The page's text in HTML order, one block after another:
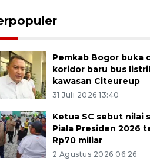
Pemkab Bogor buka
koridor baru bus
kawasan Citeureup
31 Juli 2026 13:40
Ketua SC sebut nilai
Piala Presiden 2026
Rp70 miliar
2 Agustus 2026 06:26